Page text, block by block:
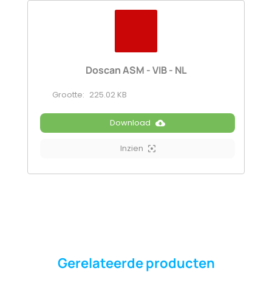
Doscan ASM - VIB - NL
Grootte: 225.02 KB
Download
Inzien
Gerelateerde producten